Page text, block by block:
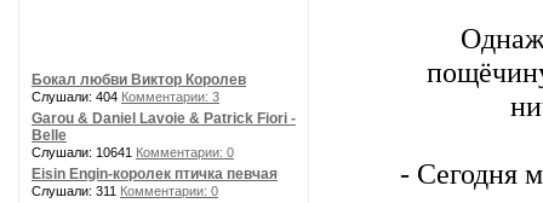
Бокал любви Виктор Королев
Слушали: 404 Комментарии: 3
Garou & Daniel Lavoie & Patrick Fiori -
Belle
Слушали: 10641 Комментарии: 0
Eisin Engin-королек птичка певчая
Слушали: 311 Комментарии: 0
- Сегодня